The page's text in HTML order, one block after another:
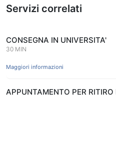
Servizi correlati
CONSEGNA IN UNIVERSITA'
30 MIN
Maggiori informazioni
APPUNTAMENTO PER RITIRO